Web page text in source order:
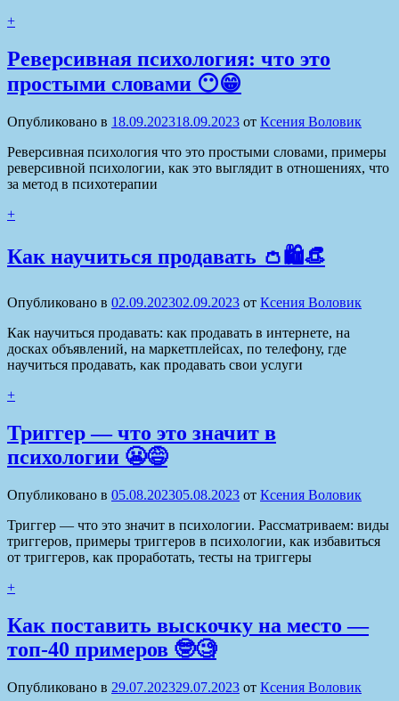
+
Реверсивная психология: что это
простыми словами 😶😁
Опубликовано в 18.09.202318.09.2023 от Ксения Воловик
Реверсивная психология что это простыми словами, примеры
реверсивной психологии, как это выглядит в отношениях, что
за метод в психотерапии
+
Как научиться продавать 👛🛍️👒
Опубликовано в 02.09.202302.09.2023 от Ксения Воловик
Как научиться продавать: как продавать в интернете, на
досках объявлений, на маркетплейсах, по телефону, где
научиться продавать, как продавать свои услуги
+
Триггер — что это значит в
психологии 😬😅
Опубликовано в 05.08.202305.08.2023 от Ксения Воловик
Триггер — что это значит в психологии. Рассматриваем: виды
триггеров, примеры триггеров в психологии, как избавиться
от триггеров, как проработать, тесты на триггеры
+
Как поставить выскочку на место —
топ-40 примеров 🤓🧐
Опубликовано в 29.07.202329.07.2023 от Ксения Воловик